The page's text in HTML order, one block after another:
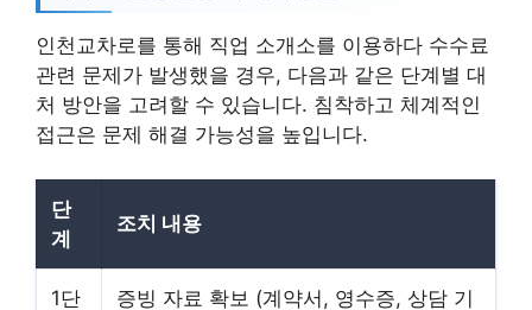
인천교차로를 통해 직업 소개소를 이용하다 수수료
관련 문제가 발생했을 경우, 다음과 같은 단계별 대
처 방안을 고려할 수 있습니다. 침착하고 체계적인
접근은 문제 해결 가능성을 높입니다.
단
계
조치 내용
1단
증빙 자료 확보 (계약서, 영수증, 상담 기